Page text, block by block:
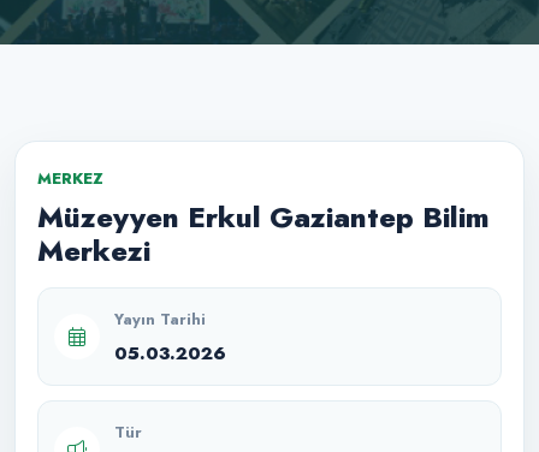
MERKEZ
Müzeyyen Erkul Gaziantep Bilim
Merkezi
Yayın Tarihi
05.03.2026
Tür